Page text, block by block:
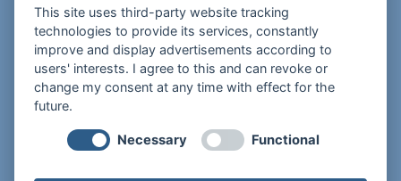
Newsletter abonnieren
info@apph-nordhessen.de
This site uses third-party website tracking
technologies to provide its services, constantly
improve and display advertisements according to
users' interests. I agree to this and can revoke or
change my consent at any time with effect for the
future.
Necessary Functional